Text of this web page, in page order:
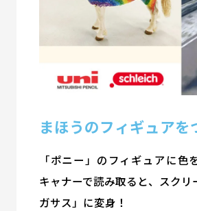
まほうのフィギュアを
「ポニー」のフィギュアに色
キャナーで読み取ると、スクリ
ガサス」に変身！